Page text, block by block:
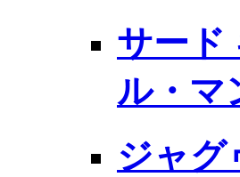
サード
ル・マ
ジャグ